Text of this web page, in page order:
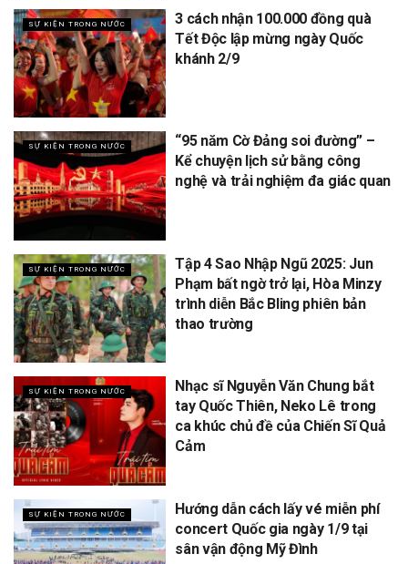
SỰ KIỆN TRONG NƯỚC
3 cách nhận 100.000 đồng quà
Tết Độc lập mừng ngày Quốc
khánh 2/9
SỰ KIỆN TRONG NƯỚC
“95 năm Cờ Đảng soi đường” –
Kể chuyện lịch sử bằng công
nghệ và trải nghiệm đa giác quan
SỰ KIỆN TRONG NƯỚC
Tập 4 Sao Nhập Ngũ 2025: Jun
Phạm bất ngờ trở lại, Hòa Minzy
trình diễn Bắc Bling phiên bản
thao trường
SỰ KIỆN TRONG NƯỚC
Nhạc sĩ Nguyễn Văn Chung bắt
tay Quốc Thiên, Neko Lê trong
ca khúc chủ đề của Chiến Sĩ Quả
Cảm
SỰ KIỆN TRONG NƯỚC
Hướng dẫn cách lấy vé miễn phí
concert Quốc gia ngày 1/9 tại
sân vận động Mỹ Đình